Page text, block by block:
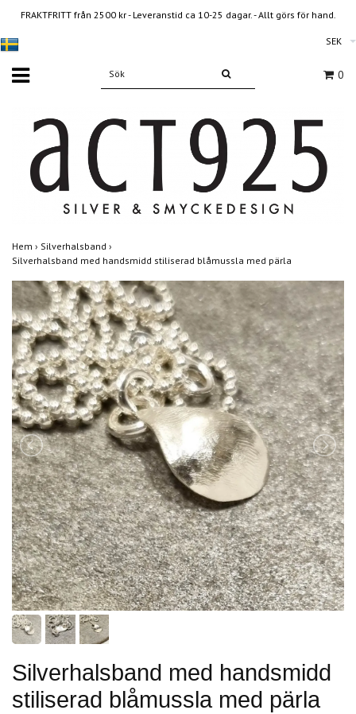
FRAKTFRITT från 2500 kr - Leveranstid ca 10-25 dagar. - Allt görs för hand.
SEK
0
Hem › Silverhalsband ›
Silverhalsband med handsmidd stiliserad blåmussla med pärla
Silverhalsband med handsmidd
stiliserad blåmussla med pärla